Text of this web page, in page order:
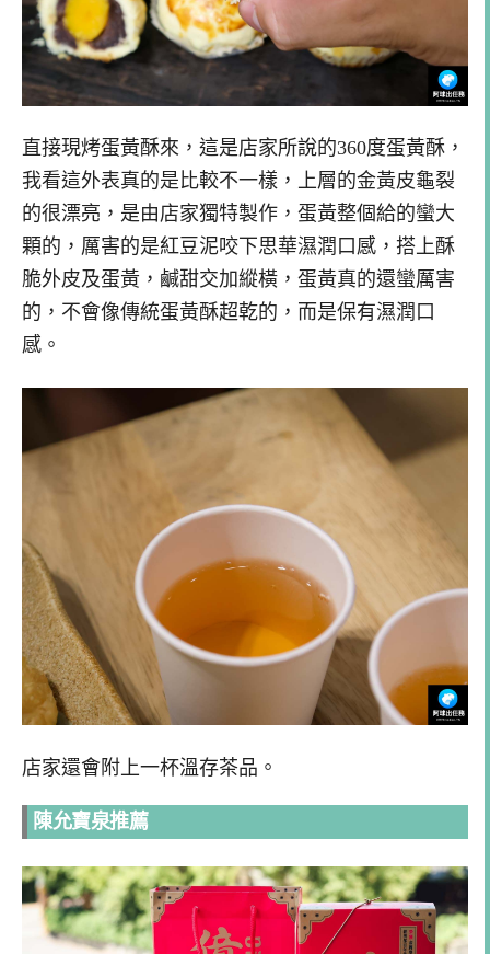
直接現烤蛋黃酥來，這是店家所說的360度蛋黃酥，
我看這外表真的是比較不一樣，上層的金黃皮龜裂
的很漂亮，是由店家獨特製作，蛋黃整個給的蠻大
顆的，厲害的是紅豆泥咬下思華濕潤口感，搭上酥
脆外皮及蛋黃，鹹甜交加縱橫，蛋黃真的還蠻厲害
的，不會像傳統蛋黃酥超乾的，而是保有濕潤口
感。
店家還會附上一杯溫存茶品。
陳允寶泉推薦